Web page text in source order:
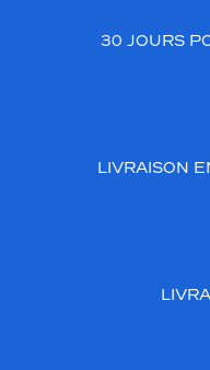
30 JOURS
LIVRAISON